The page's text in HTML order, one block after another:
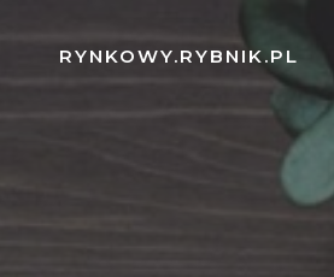
content
RYNKOWY.RYBNIK.PL